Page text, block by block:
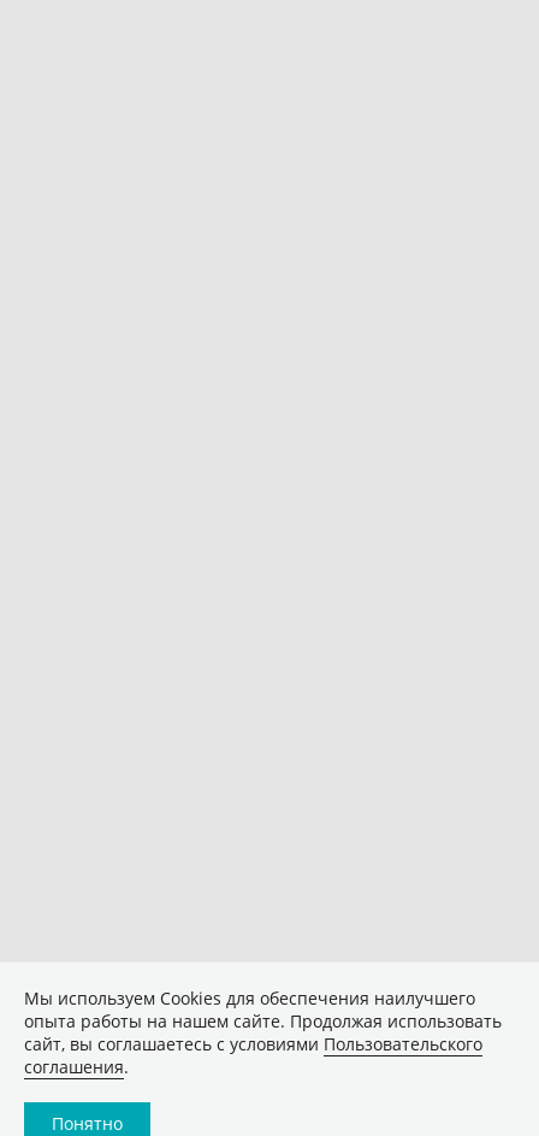
Мы используем Сookies для обеспечения наилучшего
опыта работы на нашем сайте. Продолжая использовать
сайт, вы соглашаетесь с условиями Пользовательского
соглашения.
Понятно